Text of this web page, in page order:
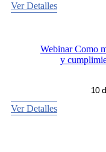
Ver Detalles
Webinar Como
y
10
Ver Detalles